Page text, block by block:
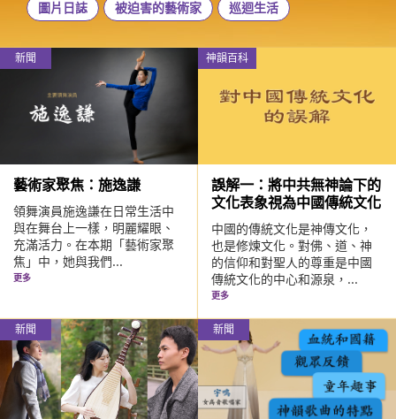
圖片日誌 被迫害的藝術家 巡迴生活
新聞
藝術家聚焦：施逸謙
領舞演員施逸謙在日常生活中
與在舞台上一樣，明麗耀眼、
充滿活力。在本期「藝術家聚
焦」中，她與我們...
更多
神韻百科
誤解一：將中共無神論下的
文化表象視為中國傳統文化
中國的傳統文化是神傳文化，
也是修煉文化。對佛、道、神
的信仰和對聖人的尊重是中國
傳統文化的中心和源泉，...
更多
新聞 新聞